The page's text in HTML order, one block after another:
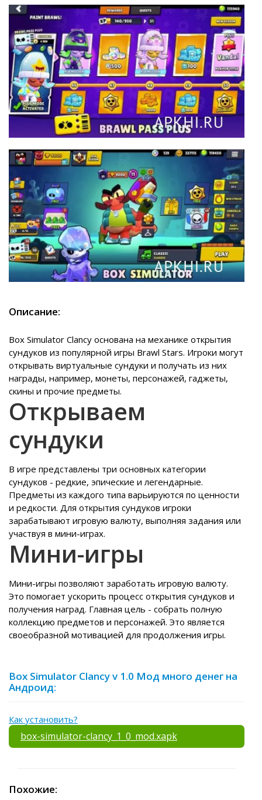
Описание:
Box Simulator Clancy основана на механике открытия
сундуков из популярной игры Brawl Stars. Игроки могут
открывать виртуальные сундуки и получать из них
награды, например, монеты, персонажей, гаджеты,
скины и прочие предметы.
Открываем
сундуки
В игре представлены три основных категории
сундуков - редкие, эпические и легендарные.
Предметы из каждого типа варьируются по ценности
и редкости. Для открытия сундуков игроки
зарабатывают игровую валюту, выполняя задания или
участвуя в мини-играх.
Мини-игры
Мини-игры позволяют заработать игровую валюту.
Это помогает ускорить процесс открытия сундуков и
получения наград. Главная цель - собрать полную
коллекцию предметов и персонажей. Это является
своеобразной мотивацией для продолжения игры.
Box Simulator Clancy v 1.0 Мод много денег на
Андроид:
Как установить?
box-simulator-clancy_1_0_mod.xapk
Похожие: